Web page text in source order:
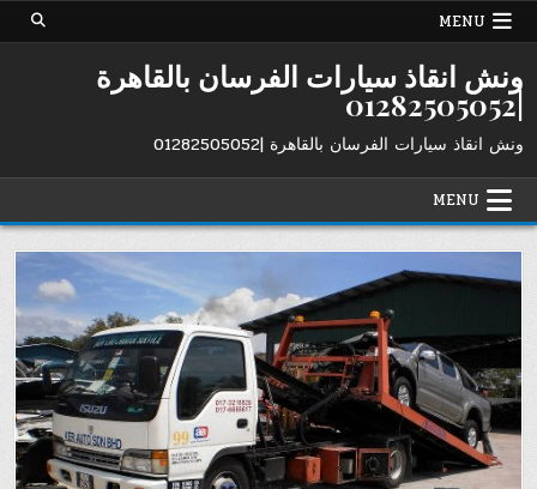
Skip
MENU
ونش انقاذ سيارات الفرسان بالقاهرة
|01282505052
ونش انقاذ سيارات الفرسان بالقاهرة |01282505052
MENU